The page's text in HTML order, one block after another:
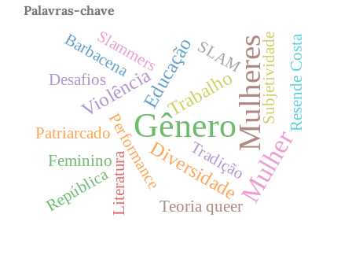
Palavras-chave
GêneroMulheres
Mulher
Trabalho
Diversidade
Educação
Violência Subjetividade
Performance
Literatura
Slammers
Patriarcado
Feminino
Barbacena Resende Costa
SLAM
República
Desafios
Teoria queer
Tradição